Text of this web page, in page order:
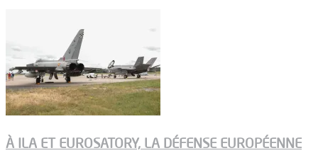
À ILA ET EUROSATORY, LA DÉFENSE EUROPÉENNE